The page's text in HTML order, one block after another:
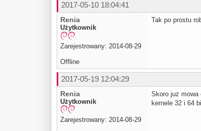
2017-05-10 18:04:41
Renia
Użytkownik
Zarejestrowany: 2014-08-29
Tak po prostu
Offline
2017-05-19 12:04:29
Renia
Użytkownik
Zarejestrowany: 2014-08-29
Skoro już mowa
kernele 32 i 64